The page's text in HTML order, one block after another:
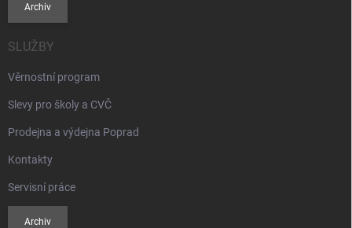
Archiv
SLUŽBY
Věrnostní program
Slevy pro školy a CVČ
Prodejna a výdejna Poprad
Kontakty
Servisní práce
Archiv